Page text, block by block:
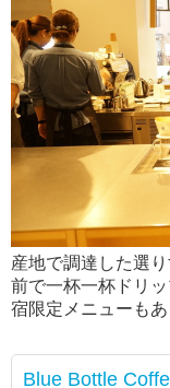
産地で調達した選
前で一杯一杯ドリ
宿限定メニューも
Blue Bottle